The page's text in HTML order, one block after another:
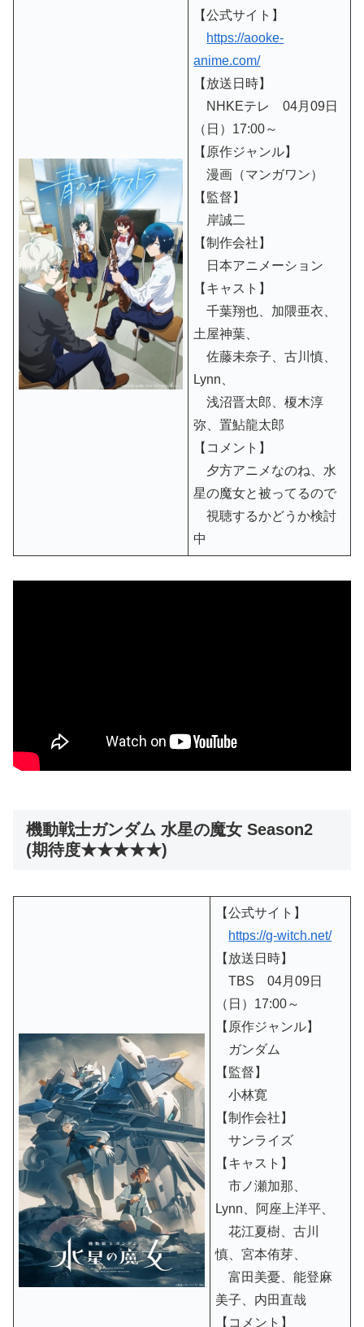
【公式サイト】
https://aooke-
anime.com/
【放送日時】
NHKEテレ 04月09日
（日）17:00～
【原作ジャンル】
漫画（マンガワン）
【監督】
岸誠二
【制作会社】
日本アニメーション
【キャスト】
千葉翔也、加隈亜衣、
土屋神葉、
佐藤未奈子、古川慎、
Lynn、
浅沼晋太郎、榎木淳
弥、置鮎龍太郎
【コメント】
夕方アニメなのね、水
星の魔女と被ってるので
視聴するかどうか検討
中
機動戦士ガンダム 水星の魔女 Season2
(期待度★★★★★)
【公式サイト】
https://g-witch.net/
【放送日時】
TBS 04月09日
（日）17:00～
【原作ジャンル】
ガンダム
【監督】
小林寛
【制作会社】
サンライズ
【キャスト】
市ノ瀬加那、
Lynn、阿座上洋平、
花江夏樹、古川
慎、宮本侑芽、
富田美憂、能登麻
美子、内田直哉
【コメント】